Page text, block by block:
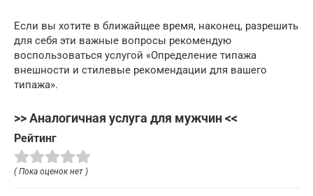
Если вы хотите в ближайщее время, наконец, разрешить
для себя эти важные вопросы рекомендую
воспользоваться услугой «Определение типажа
внешности и стилевые рекомендации для вашего
типажа».
>> Аналогичная услуга для мужчин <<
Рейтинг
( Пока оценок нет )